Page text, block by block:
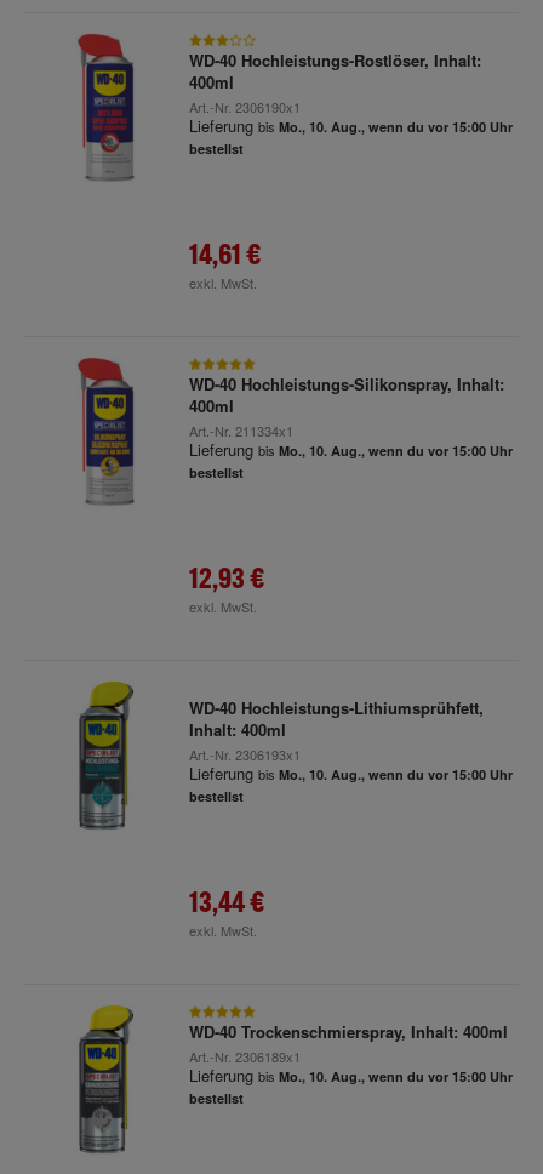
WD-40 Hochleistungs-Rostlöser, Inhalt:
400ml
Art.-Nr. 2306190x1
Lieferung bis Mo., 10. Aug., wenn du vor 15:00 Uhr
bestellst
14,61 €
exkl. MwSt.
WD-40 Hochleistungs-Silikonspray, Inhalt:
400ml
Art.-Nr. 211334x1
Lieferung bis Mo., 10. Aug., wenn du vor 15:00 Uhr
bestellst
12,93 €
exkl. MwSt.
WD-40 Hochleistungs-Lithiumsprühfett,
Inhalt: 400ml
Art.-Nr. 2306193x1
Lieferung bis Mo., 10. Aug., wenn du vor 15:00 Uhr
bestellst
13,44 €
exkl. MwSt.
WD-40 Trockenschmierspray, Inhalt: 400ml
Art.-Nr. 2306189x1
Lieferung bis Mo., 10. Aug., wenn du vor 15:00 Uhr
bestellst